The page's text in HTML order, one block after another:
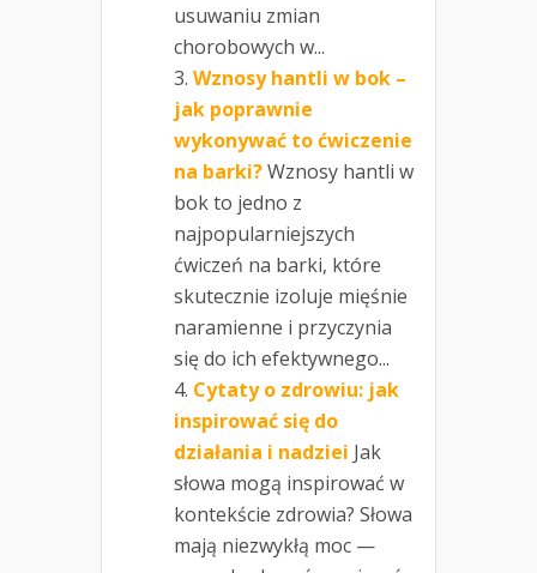
usuwaniu zmian
chorobowych w...
Wznosy hantli w bok –
jak poprawnie
wykonywać to ćwiczenie
na barki?Wznosy hantli w
bok to jedno z
najpopularniejszych
ćwiczeń na barki, które
skutecznie izoluje mięśnie
naramienne i przyczynia
się do ich efektywnego...
Cytaty o zdrowiu: jak
inspirować się do
działania i nadziei Jak
słowa mogą inspirować w
kontekście zdrowia? Słowa
mają niezwykłą moc —